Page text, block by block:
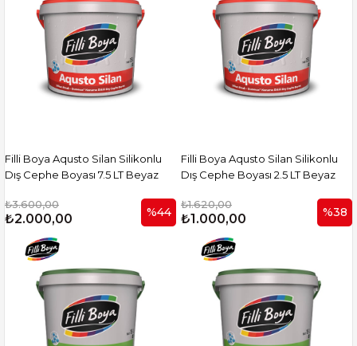
Filli Boya Aqusto Silan Silikonlu
Dış Cephe Boyası 7.5 LT Beyaz
₺3.600,00
₺2.000,00 %44
Filli Boya Aqusto Silan Silikonlu
Dış Cephe Boyası 2.5 LT Beyaz
₺1.620,00
₺1.000,00 %38